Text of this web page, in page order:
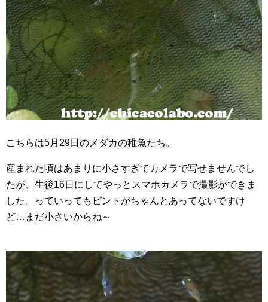
こちらは5月29日のメダカの稚魚たち。
産まれた頃はあまりに小さすぎてカメラで写せませんでし
たが、生後16日にしてやっとスマホカメラで撮影ができま
した。っていってもピントがちゃんとあってないですけ
ど…まだ小さいからね～